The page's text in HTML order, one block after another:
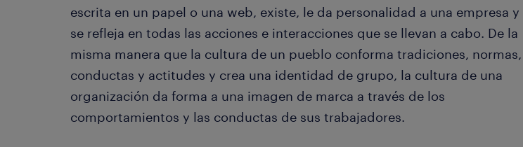
escrita en un papel o una web, existe, le da personalidad a una empresa y
se refleja en todas las acciones e interacciones que se llevan a cabo. De la
misma manera que la cultura de un pueblo conforma tradiciones, normas,
conductas y actitudes y crea una identidad de grupo, la cultura de una
organización da forma a una imagen de marca a través de los
comportamientos y las conductas de sus trabajadores.